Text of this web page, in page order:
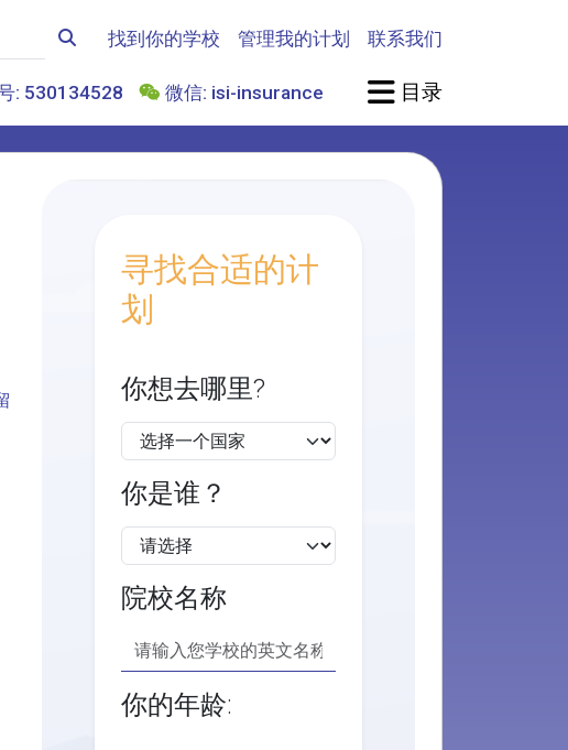
找到你的学校 管理我的计划 联系我们
: 530134528 微信: isi-insurance 目录
寻找合适的计
划
你想去哪里?
你是谁？
院校名称
你的年龄: